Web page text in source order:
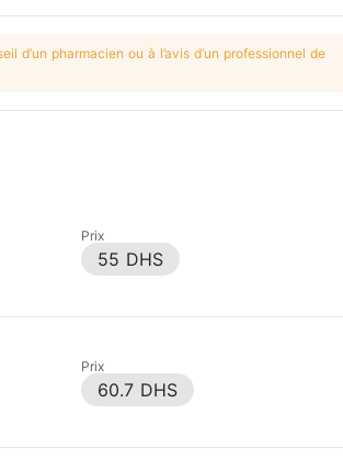
pharmacien ou à l’avis d’un professionnel de
Prix
55 DHS
Prix
60.7 DHS